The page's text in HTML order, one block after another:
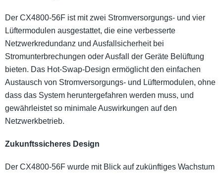
Der CX4800-56F ist mit zwei Stromversorgungs- und vier
Lüftermodulen ausgestattet, die eine verbesserte
Netzwerkredundanz und Ausfallsicherheit bei
Stromunterbrechungen oder Ausfall der Geräte Belüftung
bieten. Das Hot-Swap-Design ermöglicht den einfachen
Austausch von Stromversorgungs- und Lüftermodulen, ohne
dass das System heruntergefahren werden muss, und
gewährleistet so minimale Auswirkungen auf den
Netzwerkbetrieb.
Zukunftssicheres Design
Der CX4800-56F wurde mit Blick auf zukünftiges Wachstum